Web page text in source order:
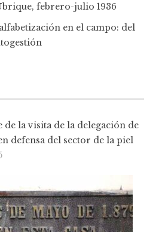
febrero-julio 1936
en el campo: del
de la visita de la delegación de
defensa del sector de la piel